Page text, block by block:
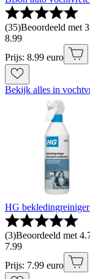
(35)Beoordeeld met
8.99
Prijs: 8.99 euro
Bekijk alles in
HG
(3)Beoordeeld met
7.99
Prijs: 7.99 euro